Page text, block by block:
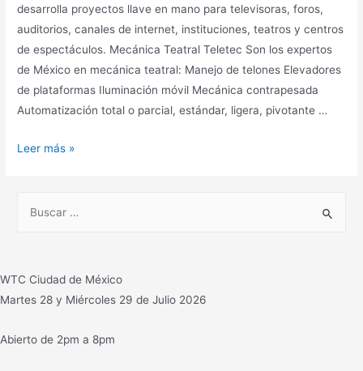
desarrolla proyectos llave en mano para televisoras, foros,
auditorios, canales de internet, instituciones, teatros y centros
de espectáculos. Mecánica Teatral Teletec Son los expertos
de México en mecánica teatral: Manejo de telones Elevadores
de plataformas Iluminación móvil Mecánica contrapesada
Automatización total o parcial, estándar, ligera, pivotante …
TELETEC
instala
televisión
Leer más »
WTC Ciudad de México
Martes 28 y Miércoles 29 de Julio 2026
Abierto de 2pm a 8pm